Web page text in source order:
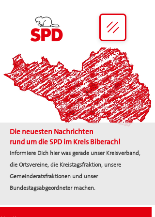
Die neuesten Nachrichten
rund um die SPD im Kreis Biberach!
Informiere Dich hier was gerade unser Kreisverband,
die Ortsvereine, die Kreistagsfraktion, unsere
Gemeinderatsfraktionen und unser
Bundestagsabgeordneter machen.